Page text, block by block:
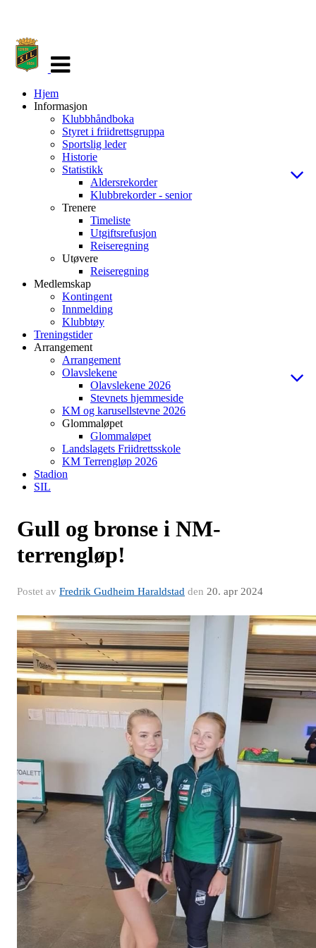
navigasjon
Hjem
Informasjon
Klubbhåndboka
Styret i friidrettsgruppa
Sportslig leder
Historie
Statistikk
Aldersrekorder
Klubbrekorder - senior
Trenere
Timeliste
Utgiftsrefusjon
Reiseregning
Utøvere
Reiseregning
Medlemskap
Kontingent
Innmelding
Klubbtøy
Treningstider
Arrangement
Arrangement
Olavslekene
Olavslekene 2026
Stevnets hjemmeside
KM og karusellstevne 2026
Glommaløpet
Glommaløpet
Landslagets Friidrettsskole
KM Terrengløp 2026
Stadion
SIL
Gull og bronse i NM-
terrengløp!
Postet av Fredrik Gudheim Haraldstad den 20. apr 2024